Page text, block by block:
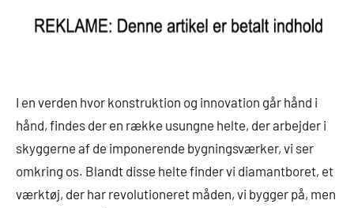
I en verden hvor konstruktion og innovation går hånd i
hånd, findes der en række usungne helte, der arbejder i
skyggerne af de imponerende bygningsværker, vi ser
omkring os. Blandt disse helte finder vi diamantboret, et
værktøj, der har revolutioneret måden, vi bygger på, men